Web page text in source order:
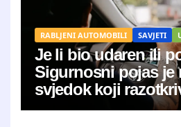
RABLJENI AUTOMOBILI SAVJETI
Je li bio udaren ili
Sigurnosni pojas je
svjedok koji
vreći”